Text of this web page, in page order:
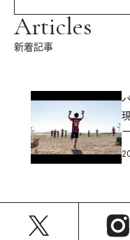
Articles
新着記事